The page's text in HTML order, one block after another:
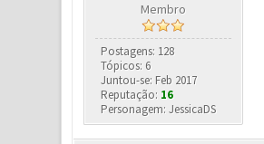
Membro
Postagens: 128
Tópicos: 6
Juntou-se: Feb 2017
Reputação: 16
Personagem: JessicaDS